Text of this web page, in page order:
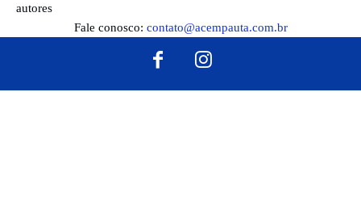
autores
Fale conosco: contato@acempauta.com.br